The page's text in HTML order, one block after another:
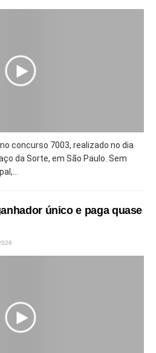
concurso 7003, realizado no dia
da Sorte, em São Paulo. Sem
único e paga quase